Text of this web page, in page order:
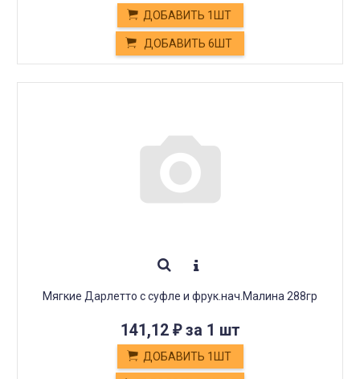
ДОБАВИТЬ 1ШТ
ДОБАВИТЬ 6ШТ
Мягкие Дарлетто с суфле и фрук.нач.Малина 288гр
141,12 ₽за 1 шт
ДОБАВИТЬ 1ШТ